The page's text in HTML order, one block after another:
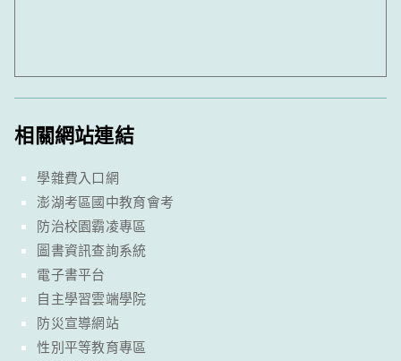
相關網站連結
學雜費入口網
澎湖考區國中教育會考
防治校園霸凌專區
圖書資訊查詢系統
電子書平台
自主學習雲端學院
防災宣導網站
性別平等教育專區